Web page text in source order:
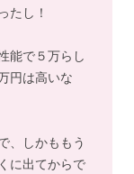
たし！
能で５万らし
円は高いな
、しかももう
に出てからで